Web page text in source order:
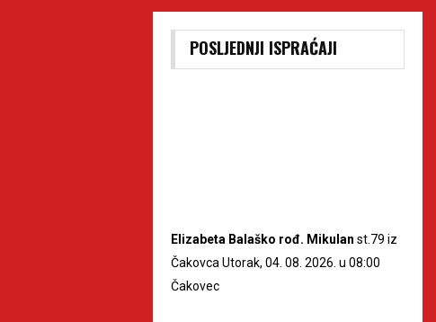
POSLJEDNJI ISPRAĆAJI
Elizabeta Balaško rođ. Mikulan st.79 iz
Čakovca Utorak, 04. 08. 2026. u 08:00
Čakovec